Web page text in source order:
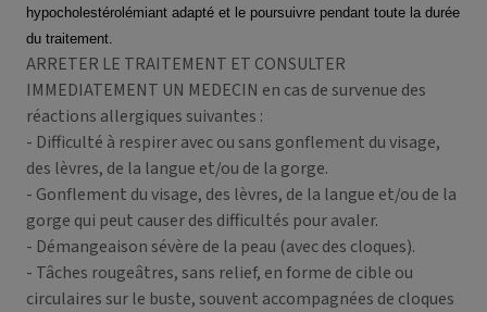
hypocholestérolémiant adapté et le poursuivre pendant toute la durée
du traitement.
ARRETER LE TRAITEMENT ET CONSULTER
IMMEDIATEMENT UN MEDECIN en cas de survenue des
réactions allergiques suivantes :
- Difficulté à respirer avec ou sans gonflement du visage,
des lèvres, de la langue et/ou de la gorge.
- Gonflement du visage, des lèvres, de la langue et/ou de la
gorge qui peut causer des difficultés pour avaler.
- Démangeaison sévère de la peau (avec des cloques).
- Tâches rougeâtres, sans relief, en forme de cible ou
circulaires sur le buste, souvent accompagnées de cloques